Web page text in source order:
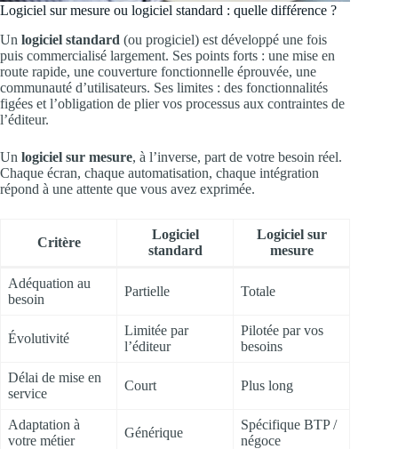
Logiciel sur mesure ou logiciel standard : quelle différence ?
Un logiciel standard (ou progiciel) est développé une fois
puis commercialisé largement. Ses points forts : une mise en
route rapide, une couverture fonctionnelle éprouvée, une
communauté d’utilisateurs. Ses limites : des fonctionnalités
figées et l’obligation de plier vos processus aux contraintes de
l’éditeur.
Un logiciel sur mesure, à l’inverse, part de votre besoin réel.
Chaque écran, chaque automatisation, chaque intégration
répond à une attente que vous avez exprimée.
Critère
Logiciel
standard
Logiciel sur
mesure
Adéquation au
besoin
Partielle Totale
Évolutivité
Limitée par
l’éditeur
Pilotée par vos
besoins
Délai de mise en
service
Court Plus long
Adaptation à
votre métier
Générique
Spécifique BTP /
négoce